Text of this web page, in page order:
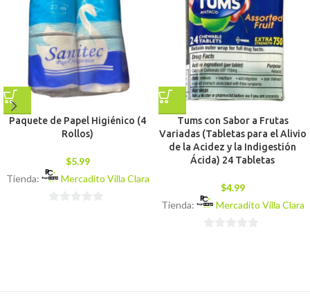
Paquete de Papel Higiénico (4
Rollos)
$5.99
Tienda:
Mercadito Villa Clara
Tums con Sabor a Frutas
Variadas (Tabletas para el Alivio
de la Acidez y la Indigestión
Ácida) 24 Tabletas
$4.99
Tienda:
Mercadito Villa Clara